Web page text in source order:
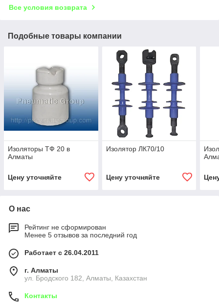
Все условия возврата
Подобные товары компании
Изоляторы ТФ 20 в
Алматы
Цену уточняйте
Изолятор ЛК70/10
Цену уточняйте
О нас
Рейтинг не сформирован
Менее 5 отзывов за последний год
Работает с 26.04.2011
г. Алматы
ул. Бродского 182, Алматы, Казахстан
Контакты